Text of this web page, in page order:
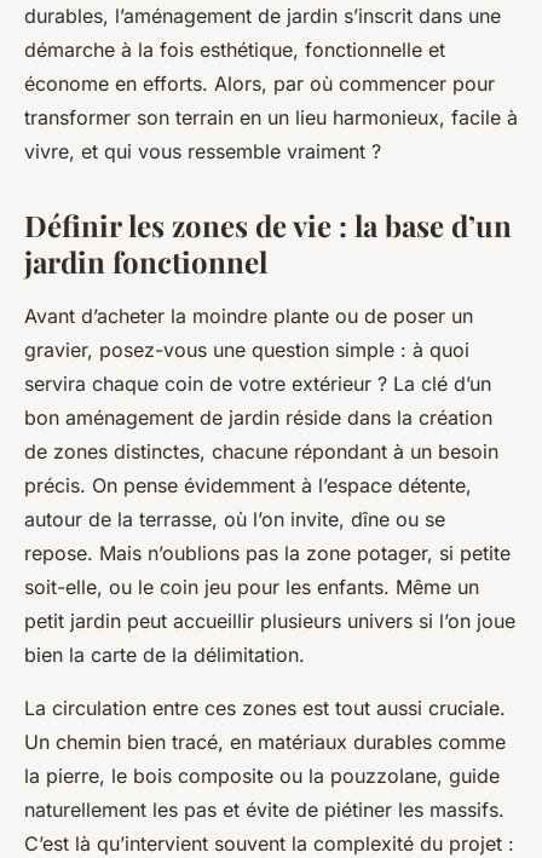
durables, l’aménagement de jardin s’inscrit dans une
démarche à la fois esthétique, fonctionnelle et
économe en efforts. Alors, par où commencer pour
transformer son terrain en un lieu harmonieux, facile à
vivre, et qui vous ressemble vraiment ?
Définir les zones de vie : la base d’un
jardin fonctionnel
Avant d’acheter la moindre plante ou de poser un
gravier, posez-vous une question simple : à quoi
servira chaque coin de votre extérieur ? La clé d’un
bon aménagement de jardin réside dans la création
de zones distinctes, chacune répondant à un besoin
précis. On pense évidemment à l’espace détente,
autour de la terrasse, où l’on invite, dîne ou se
repose. Mais n’oublions pas la zone potager, si petite
soit-elle, ou le coin jeu pour les enfants. Même un
petit jardin peut accueillir plusieurs univers si l’on joue
bien la carte de la délimitation.
La circulation entre ces zones est tout aussi cruciale.
Un chemin bien tracé, en matériaux durables comme
la pierre, le bois composite ou la pouzzolane, guide
naturellement les pas et évite de piétiner les massifs.
C’est là qu’intervient souvent la complexité du projet :